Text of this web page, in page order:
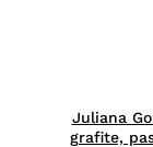
Juliana
grafite,